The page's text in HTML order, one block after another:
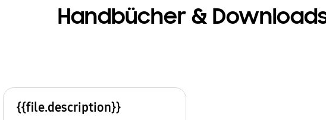
Handbücher &
{{file.description}}